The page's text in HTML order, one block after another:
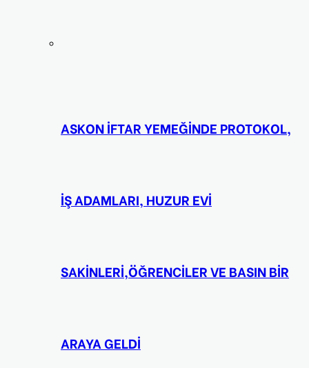
ASKON İFTAR YEMEĞİNDE PROTOKOL,
İŞ ADAMLARI, HUZUR EVİ
SAKİNLERİ,ÖĞRENCİLER VE BASIN BİR
ARAYA GELDİ